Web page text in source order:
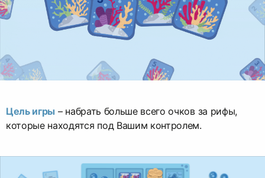
Цель игры – набрать больше всего очков за рифы,
которые находятся под Вашим контролем.